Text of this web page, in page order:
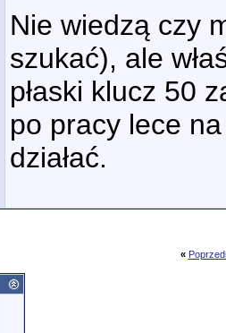
Nie wiedzą czy
szukać), ale
płaski klucz 50
po pracy lece
działać.
«